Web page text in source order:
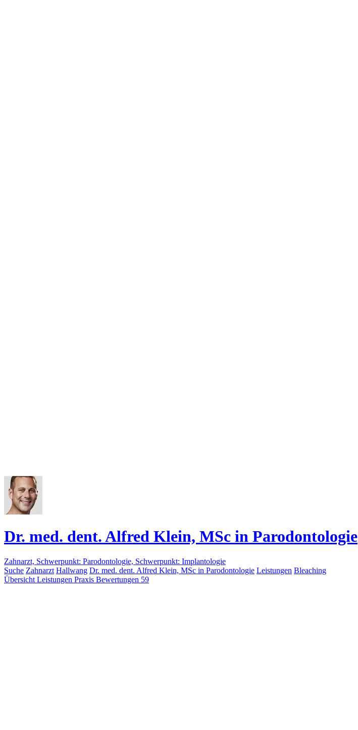
Dr. med. dent. Alfred Klein, MSc in Parodontologie
Zahnarzt, Schwerpunkt: Parodontologie, Schwerpunkt: Implantologie
Suche Zahnarzt Hallwang Dr. med. dent. Alfred Klein, MSc in Parodontologie Leistungen Bleaching
Übersicht Leistungen Praxis Bewertungen 59